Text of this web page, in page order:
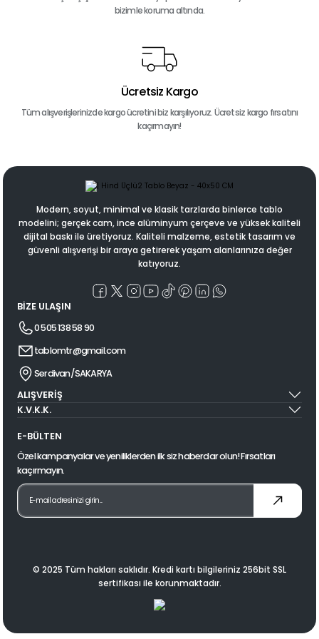
Gönder
bizimle koruma altında.
Ücretsiz Kargo
Tüm alışverişlerinizde kargo ücretini biz karşılıyoruz. Ücretsiz kargo fırsatını
kaçırmayın!
Modern, soyut, minimal ve klasik tarzlarda binlerce tablo
modelini; gerçek cam, ince alüminyum çerçeve ve yüksek kaliteli
dijital baskı ile üretiyoruz. Kaliteli malzeme, estetik tasarım ve
güvenli alışverişi bir araya getirerek yaşam alanlarınıza değer
katıyoruz.
BİZE ULAŞIN
0 505 138 58 90
tablomtr@gmail.com
Serdivan/SAKARYA
ALIŞVERİŞ
K.V.K.K.
E-BÜLTEN
Özel kampanyalar ve yeniliklerden ilk siz haberdar olun! Fırsatları
kaçırmayın.
© 2025 Tüm hakları saklıdır. Kredi kartı bilgileriniz 256bit SSL
sertifikası ile korunmaktadır.